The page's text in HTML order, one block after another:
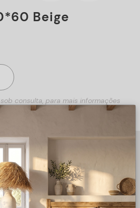
Beige
consulta, para mais informações
formulário abaixo.